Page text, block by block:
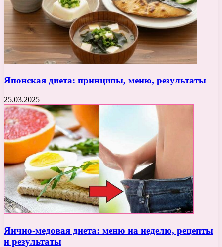
Японская диета: принципы, меню, результаты
25.03.2025
Яично-медовая диета: меню на неделю, рецепты
и результаты